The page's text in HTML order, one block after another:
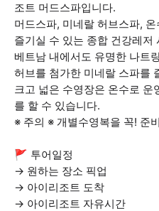
조트 머드스파입니다.
머드스파, 미네랄 허브스파,
즐기실 수 있는 종합 건강레저
베트남 내에서도 유명한 나트
허브를 첨가한 미네랄 스파를
크고 넓은 수영장은 온수로 운
를 할 수 있습니다.
※ 주의 ※ 개별수영복을 꼭! 준
🚩 투어일정
→ 원하는 장소 픽업
→ 아이리조트 도착
→ 아이리조트 자유시간